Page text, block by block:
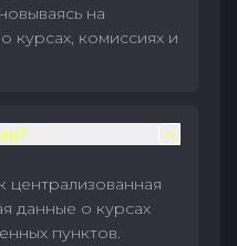
на
курсах, комиссиях и
централизованная
данные о курсах
пунктов.